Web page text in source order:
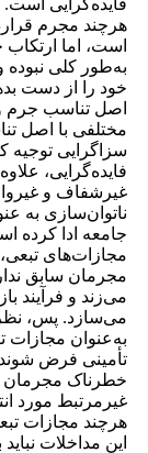
هرچند مجرم
است، اما
به‌طور کلی
خود را از دست
اصل تناسب جرم
مختلفی با اصل
سزاگرایی توجیه
فایده‌گرایی،
غیرشفاف و
ناتوان‌سازی به
جامعه ادا کرده
مجازات‌های
مجرمان سابق
می‌زند و فرآیند
می‌سازد. پس،
به‌عنوان مجازات
تأمینی فرض
خطرناک مجرمان
غیرمرتبط مورد
هرچند مجازات
این مداخلات